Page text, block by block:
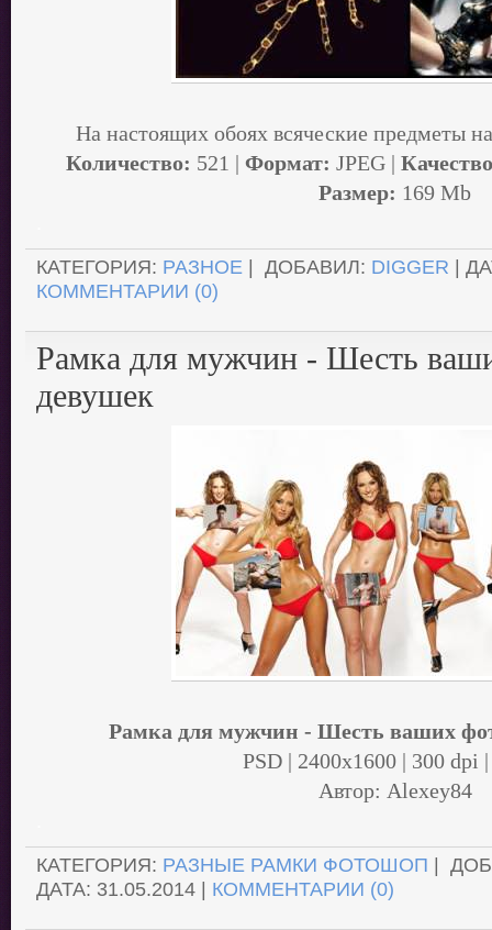
На настоящих обоях всяческие предметы
Количество: 521 | Формат: JPEG |
Размер: 169 Mb
КАТЕГОРИЯ: РАЗНОЕ | ДОБАВИЛ: DIGGER |
КОММЕНТАРИИ (0)
Рамка для мужчин - Шесть
девушек
Рамка для мужчин - Шесть ваших
PSD | 2400x1600 | 300 dpi
Автор: Alexey84
КАТЕГОРИЯ: РАЗНЫЕ РАМКИ ФОТОШОП |
ДАТА: 31.05.2014 | КОММЕНТАРИИ (0)